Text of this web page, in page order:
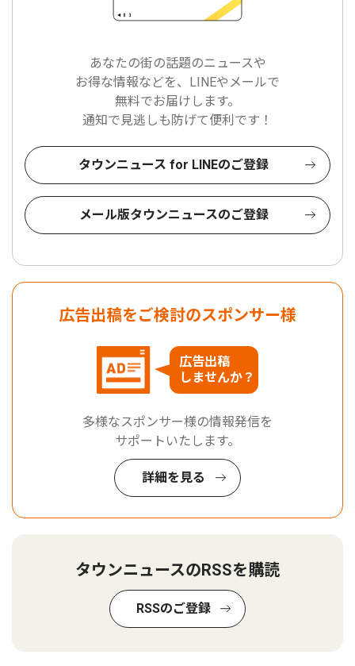
あなたの街の話題のニュースや
お得な情報などを、LINEやメールで
無料でお届けします。
通知で見逃しも防げて便利です！
タウンニュース for LINEのご登録
メール版タウンニュースのご登録
広告出稿をご検討のスポンサー様
広告出稿
しませんか？
多様なスポンサー様の情報発信を
サポートいたします。
詳細を見る
タウンニュースのRSSを購読
RSSのご登録